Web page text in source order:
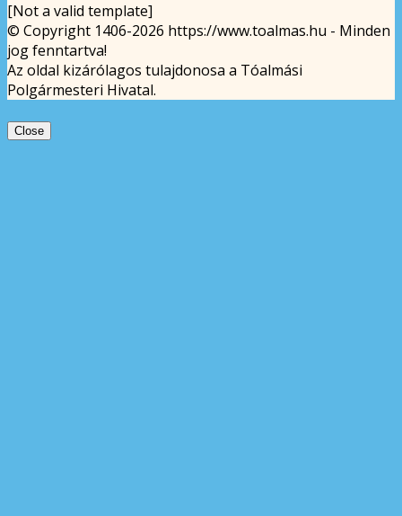
[Not a valid template]
© Copyright 1406-2026 https://www.toalmas.hu - Minden
jog fenntartva!
Az oldal kizárólagos tulajdonosa a Tóalmási
Polgármesteri Hivatal.
Close